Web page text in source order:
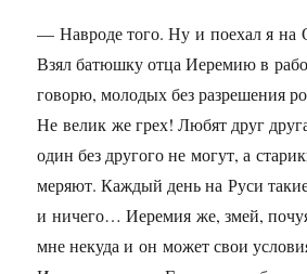
— Навроде того. Ну и поехал я на
Взял батюшку отца Иеремию в
говорю, молодых без разрешения
Не велик же грех! Любят друг
один без другого не могут, а
меряют. Каждый день на Руси
и ничего… Иеремия же, змей,
мне некуда и он может свои